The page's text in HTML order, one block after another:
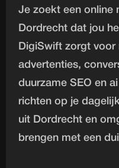
Je zoekt een online
Dordrecht dat jou
DigiSwift zorgt voor
advertenties,
duurzame SEO en
richten op je
uit Dordrecht en
brengen met een